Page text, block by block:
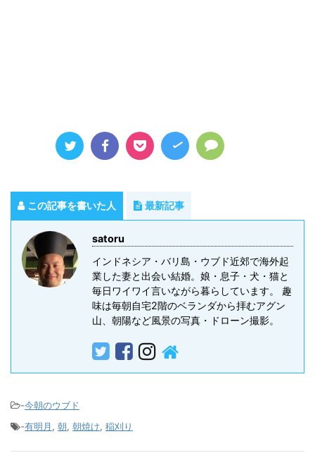
この記事を書いた人 最新記事
satoru
インドネシア・バリ島・ウブド近郊で海外起
業した妻と出会い結婚。娘・息子・犬・猫と
毎日ワイワイ言いながら暮らしています。 趣
味は毎朝自宅2階のベランダから拝むアグン
山、朝陽など風景の写真・ドローン撮影。
-今朝のウブド
-有明月 , 朝, 朝焼け, 稲刈り